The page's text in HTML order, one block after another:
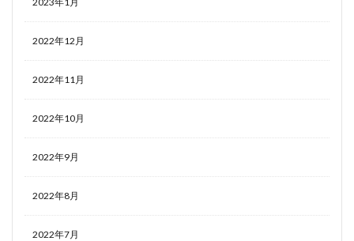
2022年12月
2022年11月
2022年10月
2022年9月
2022年8月
2022年7月